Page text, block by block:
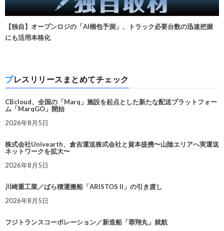
【独自】オープンロジの「AI梱包予測」、トラック必要台数の迅速把握
にも活用本格化
プレスリリースまとめてチェック
CBcloud、全国の「Marq」施設を起点とした新たな配送プラットフォー
ム「MarqGO」開始
2026年8月5日
株式会社Univearth、倉吉運送株式会社と資本提携〜山陰エリアへ実運送
ネットワークを拡大〜
2026年8月5日
川崎重工業／ばら積運搬船「ARISTOS II」の引き渡し
2026年8月5日
フジトランスコーポレーション／新造船「蓉翔丸」就航